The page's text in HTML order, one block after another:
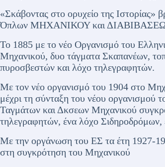
«Σκάβοντας στο ορυχείο της Ιστορίας»
Όπλων ΜΗΧΑΝΙΚΟΥ και
Το 1885 με το νέο Οργανισμό του
Μηχανικού, δυο τάγματα Σκαπανέων,
πυροσβεστών και λόχο τηλεγραφητών.
Με τον νέο οργανισμό του 1904 στο
μέχρι τη σύνταξη του νέου οργανισμού
Ταγμάτων και Δκσεων Μηχανικού
τηλεγραφητών, ένα λόχο
Με την οργάνωση του ΕΣ τα έτη 1927-
στη συγκρότηση του Μηχανικού